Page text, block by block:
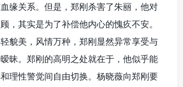
缘关系。但是，郑刚杀害了朱丽，他对
，其实是为了补偿他内心的愧疚不安。
貌美，风情万种，郑刚显然异常享受与
昧。郑刚的高明之处就在于，他似乎能
理性警觉间自由切换。杨晓薇向郑刚要